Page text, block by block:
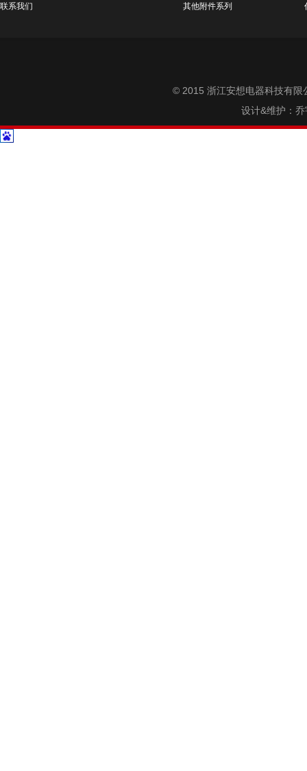
联系我们 其他附件系列
© 2015 浙江安想电器科技有
设计&维护：